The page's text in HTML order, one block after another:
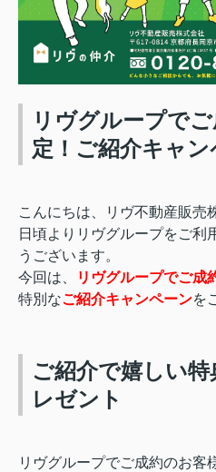
リヴグループで
定！ご紹介キャ
こんにちは、リヴ不動産販売
日頃よりリヴグループをご利
うございます。
今回は、
リヴグループでご成
特別なご紹介キャンペーンを
ご紹介で嬉しい
レゼント
リヴグループでご成約のお客